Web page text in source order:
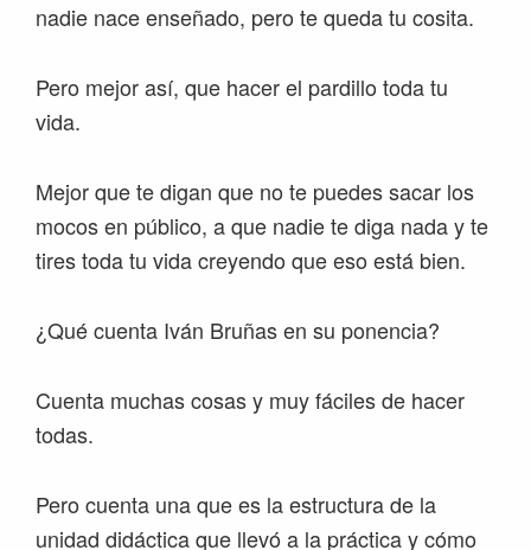
nadie nace enseñado, pero te queda tu cosita.
Pero mejor así, que hacer el pardillo toda tu
vida.
Mejor que te digan que no te puedes sacar los
mocos en público, a que nadie te diga nada y te
tires toda tu vida creyendo que eso está bien.
¿Qué cuenta Iván Bruñas en su ponencia?
Cuenta muchas cosas y muy fáciles de hacer
todas.
Pero cuenta una que es la estructura de la
unidad didáctica que llevó a la práctica y cómo